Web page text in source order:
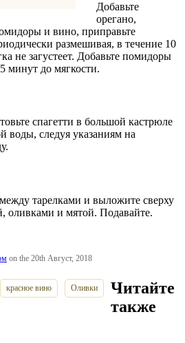
Добавьте
орегано,
и вино, приправьте
размешивая, в течение 10
не загустеет. Добавьте помидоры
минут до мягкости.
спагетти в большой кастрюле
воды, следуя указаниям на
тарелками и выложите сверху
оливками и мятой. Подавайте.
on the 20th Август, 2018
красное вино Оливки
Читайте
также